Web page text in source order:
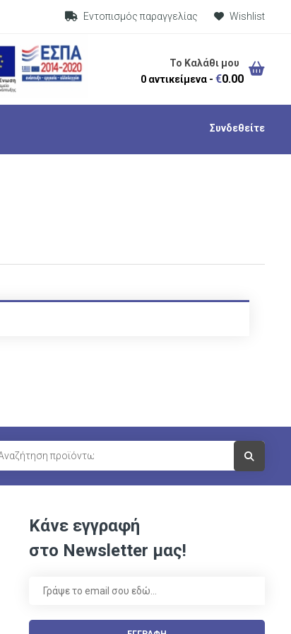
Εντοπισμός παραγγελίας Visit Link
Wishlist
Το Καλάθι μου
0 αντικείμενα - €0.00
Συνδεθείτε
Visit Link
Κάνε εγγραφή
στο Newsletter μας!